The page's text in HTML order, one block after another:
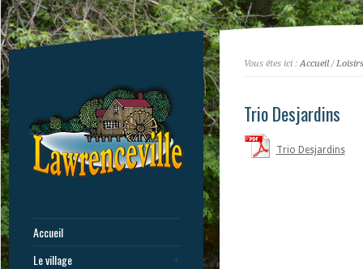
Accueil
Le village
Vous êtes ici :Accueil/
Trio Desjardins
Trio Desjardins